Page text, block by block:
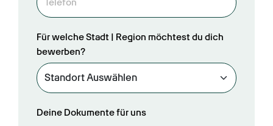
Für welche Stadt | Region möchtest du dich
bewerben?
Deine Dokumente für uns